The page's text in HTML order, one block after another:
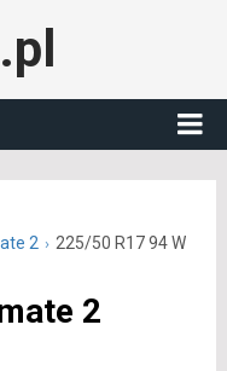
2 225/50 R17 94 W
2